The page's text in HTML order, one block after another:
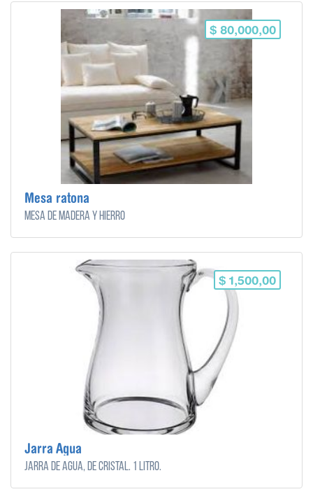
$ 80,000,00
Mesa ratona
Mesa de madera y hierro
$ 1,500,00
Jarra Agua
Jarra de agua, de cristal. 1 litro.